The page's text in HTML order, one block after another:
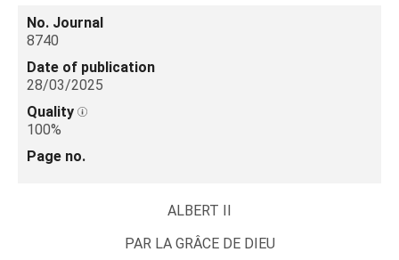
No. Journal
8740
Date of publication
28/03/2025
Quality
100%
Page no.
ALBERT II
PAR LAGRÂCE DE DIEU